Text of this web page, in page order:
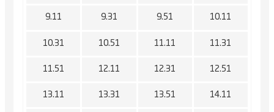
9.11 9.31 9.51 10.11
10.31 10.51 11.11 11.31
11.51 12.11 12.31 12.51
13.11 13.31 13.51 14.11